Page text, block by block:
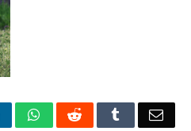
WhatsAppReddit Tumblr